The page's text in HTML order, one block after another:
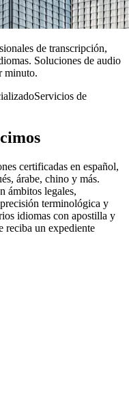
de transcripción,
Soluciones de audio
minuto.
Servicios de
certificadas en español,
árabe, chino y más.
ámbitos legales,
terminológica y
idiomas con apostilla y
reciba un expediente